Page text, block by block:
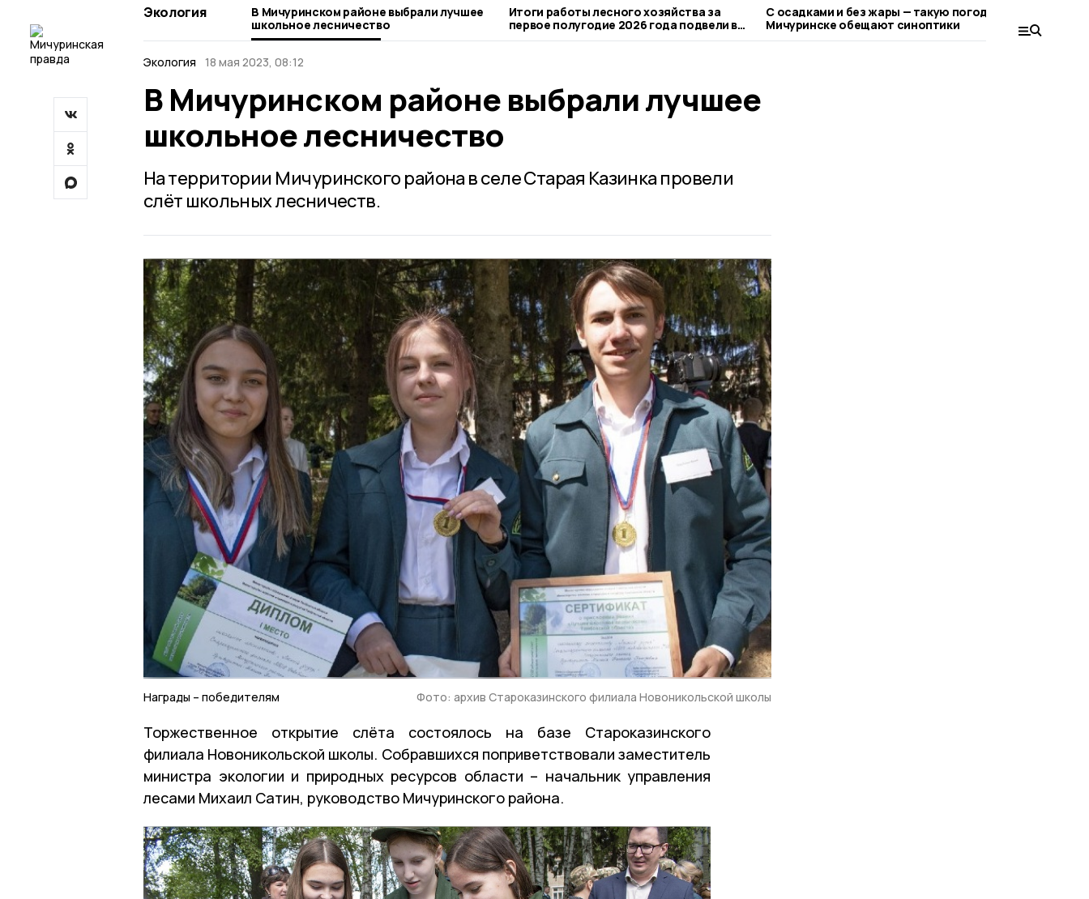
Экология
В Мичуринском районе выбрали лучшее
школьное лесничество
Итоги работы лесного хозяйства за
первое полугодие 2026 года подвели в
Тамбовской области
С осадками и без жары — такую погоду в
Мичуринске обещают синоптики
пилотную
воздуха
Экология
18 мая 2023, 08:12
В Мичуринском районе выбрали лучшее
школьное лесничество
На территории Мичуринского района в селе Старая Казинка провели
слёт школьных лесничеств.
Награды – победителям Фото: архив Староказинского филиала Новоникольской школы
Торжественное открытие слёта состоялось на базе Староказинского
филиала Новоникольской школы. Собравшихся поприветствовали заместитель
министра экологии и природных ресурсов области – начальник управления
лесами Михаил Сатин, руководство Мичуринского района.